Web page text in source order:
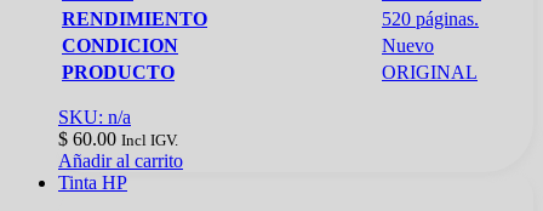
RENDIMIENTO
520 páginas.
CONDICION
Nuevo
PRODUCTO
ORIGINAL
SKU: n/a
$ 60.00 Incl IGV.
Añadir al carrito
Tinta HP